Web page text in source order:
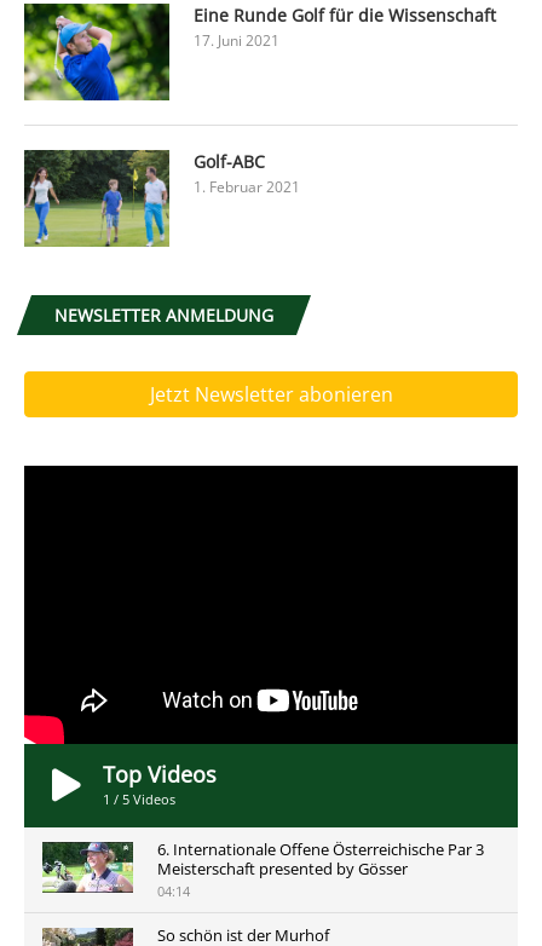
Eine Runde Golf für die Wissenschaft
17. Juni 2021
Golf-ABC
1. Februar 2021
NEWSLETTER ANMELDUNG
Jetzt Newsletter abonieren
Top Videos
1 / 5 Videos
6. Internationale Offene Österreichische Par 3
Meisterschaft presented by Gösser
04:14
So schön ist der Murhof